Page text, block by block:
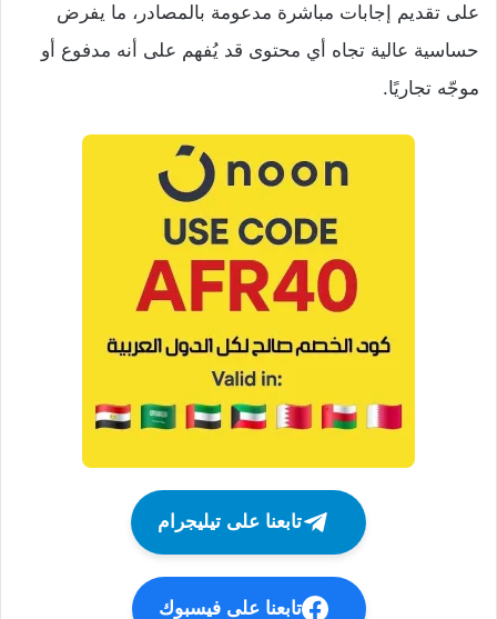
على تقديم إجابات مباشرة مدعومة بالمصادر، ما يفرض
حساسية عالية تجاه أي محتوى قد يُفهم على أنه مدفوع أو
موجّه تجاريًا.
تابعنا على تيليجرام
تابعنا على فيسبوك